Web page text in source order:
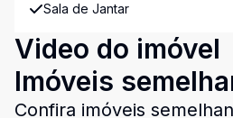
Sala de Jantar
Video do imóvel
Imóveis
Confira imóveis